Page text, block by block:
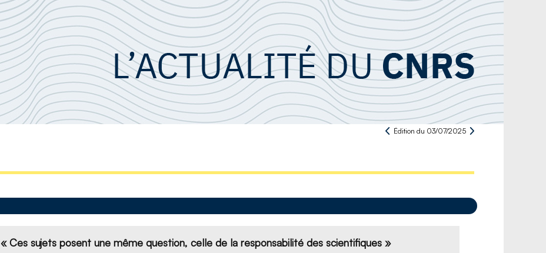
Édition du 03/07/2025
« Ces sujets posent une même question, celle de la responsabilité des scientifiques »